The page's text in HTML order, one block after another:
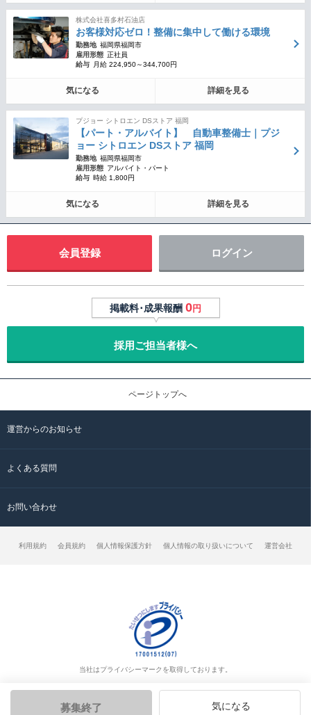
募集終了 気になる
株式会社喜多村石油店
お客様対応ゼロ！整備に集中して働ける環境
勤務地 福岡県福岡市
雇用形態 正社員
給与
月給 224,950～344,700円
気になる 詳細を見る
プジョー シトロエン DSストア 福岡
【パート・アルバイト】 自動車整備士｜プジ
ョー シトロエン DSストア 福岡
勤務地 福岡県福岡市
雇用形態 アルバイト・パート
給与 時給 1,800円
気になる 詳細を見る
会員登録 ログイン
掲載料･成果報酬 0円
採用ご担当者様へ
ページトップへ
運営からのお知らせ
よくある質問
お問い合わせ
利用規約 会員規約 個人情報保護方針 個人情報の取り扱いについて 運営会社
当社はプライバシーマークを取得しております。